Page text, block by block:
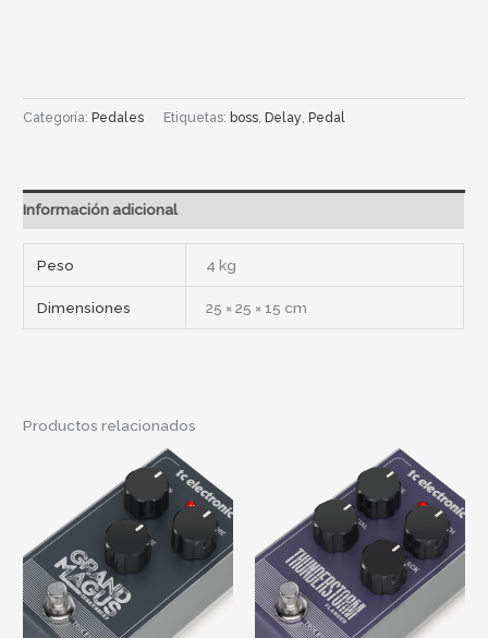
Categoría:Pedales Etiquetas: boss,Delay,Pedal
Información adicional
Peso 4 kg
Dimensiones 25 × 25 × 15 cm
Productos relacionados